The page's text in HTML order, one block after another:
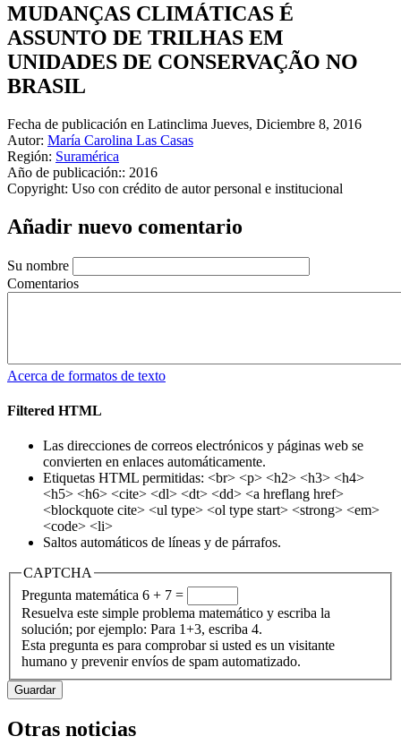
MUDANÇAS CLIMÁTICAS É
ASSUNTO DE TRILHAS EM
UNIDADES DE CONSERVAÇÃO NO
BRASIL
Fecha de publicación en Latinclima Jueves, Diciembre 8, 2016
Autor: María Carolina Las Casas
Región: Suramérica
Año de publicación:: 2016
Copyright: Uso con crédito de autor personal e institucional
Añadir nuevo comentario
Su nombre
Comentarios
Acerca de formatos de texto
Filtered HTML
Las direcciones de correos electrónicos y páginas web se
convierten en enlaces automáticamente.
Etiquetas HTML permitidas: <br> <p> <h2> <h3> <h4>
<h5> <h6> <cite> <dl> <dt> <dd> <a hreflang href>
<blockquote cite> <ul type> <ol type start> <strong> <em>
<code> <li>
Saltos automáticos de líneas y de párrafos.
CAPTCHA
Pregunta matemática 6 + 7 =
Resuelva este simple problema matemático y escriba la
solución; por ejemplo: Para 1+3, escriba 4.
Esta pregunta es para comprobar si usted es un visitante
humano y prevenir envíos de spam automatizado.
Otras noticias